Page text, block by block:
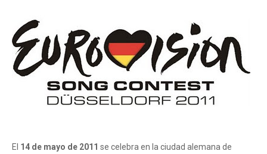
El 14 de mayo de 2011 se celebra en la ciudad alemana de